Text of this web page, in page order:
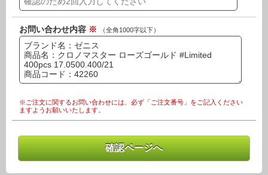
お問い合わせ内容 ※ （全角1000字以下）
※ご注文に関するお問い合わせには、必ず「ご注文番号」をご記入ください
ますようお願いいたします。